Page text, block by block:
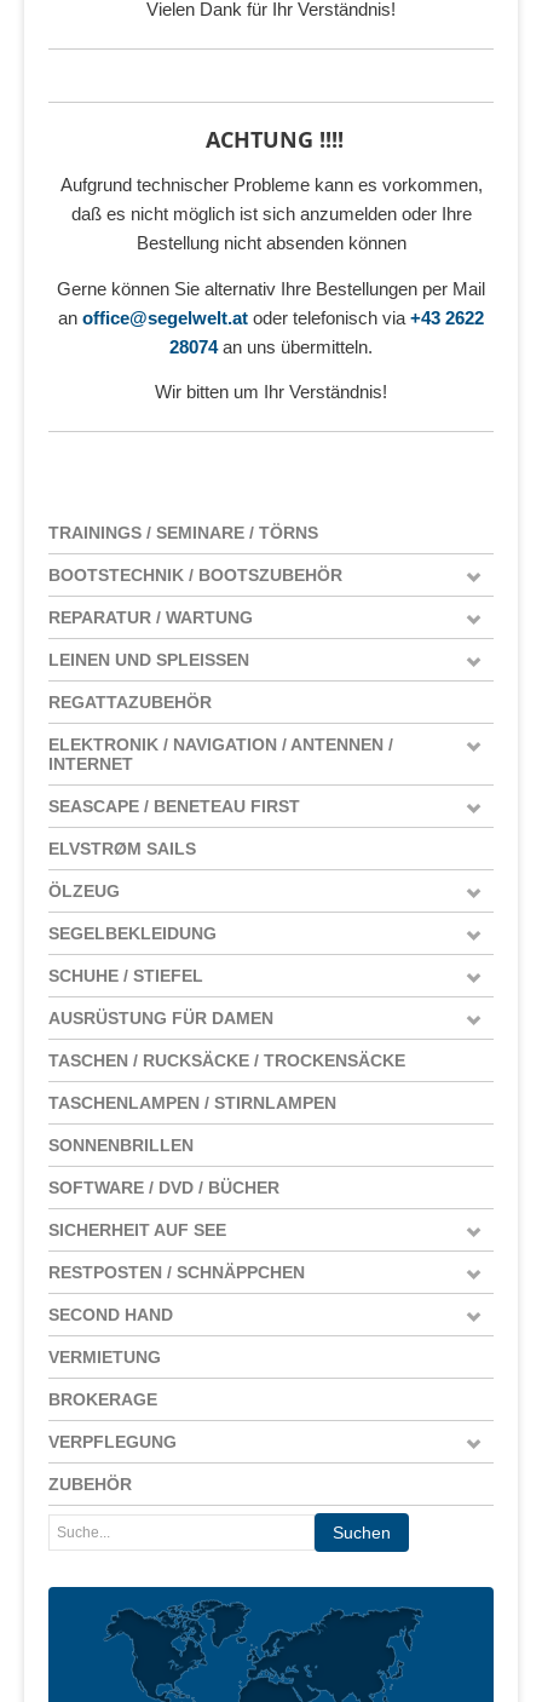
Vielen Dank für Ihr Verständnis!
ACHTUNG !!!!
Aufgrund technischer Probleme kann es vorkommen,
daß es nicht möglich ist sich anzumelden oder Ihre
Bestellung nicht absenden können
Gerne können Sie alternativ Ihre Bestellungen per Mail
an office@segelwelt.at oder telefonisch via +43 2622
28074an uns übermitteln.
Wir bitten um Ihr Verständnis!
TRAININGS / SEMINARE / TÖRNS
BOOTSTECHNIK / BOOTSZUBEHÖR
REPARATUR / WARTUNG
LEINEN UND SPLEISSEN
REGATTAZUBEHÖR
ELEKTRONIK / NAVIGATION / ANTENNEN /
INTERNET
SEASCAPE / BENETEAU FIRST
ELVSTRØM SAILS
ÖLZEUG
SEGELBEKLEIDUNG
SCHUHE / STIEFEL
AUSRÜSTUNG FÜR DAMEN
TASCHEN / RUCKSÄCKE / TROCKENSÄCKE
TASCHENLAMPEN / STIRNLAMPEN
SONNENBRILLEN
SOFTWARE / DVD / BÜCHER
SICHERHEIT AUF SEE
RESTPOSTEN / SCHNÄPPCHEN
SECOND HAND
VERMIETUNG
BROKERAGE
VERPFLEGUNG
ZUBEHÖR